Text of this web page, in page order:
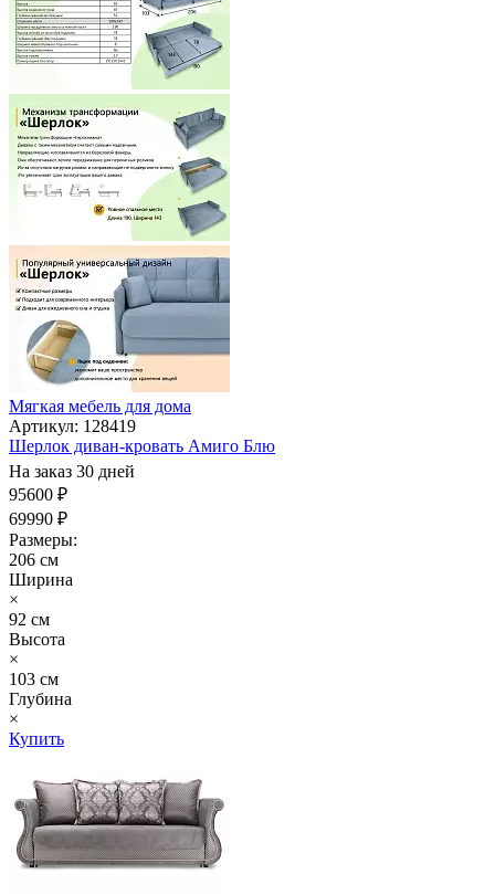
Мягкая мебель для дома
Артикул: 128419
Шерлок диван-кровать Амиго Блю
На заказ 30 дней
95600 ₽
69990 ₽
Размеры:
206 см
Ширина
×
92 см
Высота
×
103 см
Глубина
×
Купить